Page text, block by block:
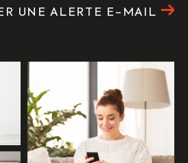
UNE ALERTE E-MAIL